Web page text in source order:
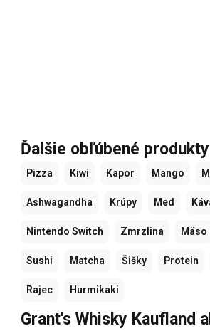
Ďalšie obľúbené produkty
Pizza Kiwi Kapor Mango
Ashwagandha Krúpy Med
Nintendo Switch Zmrzlina Mäso
Sushi Matcha Šišky Protein
Rajec Hurmikaki
Grant's Whisky Kaufland